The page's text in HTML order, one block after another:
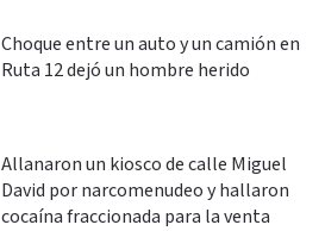
Choque entre un auto y un camión en
Ruta 12 dejó un hombre herido
Allanaron un kiosco de calle Miguel
David por narcomenudeo y hallaron
cocaína fraccionada para la venta